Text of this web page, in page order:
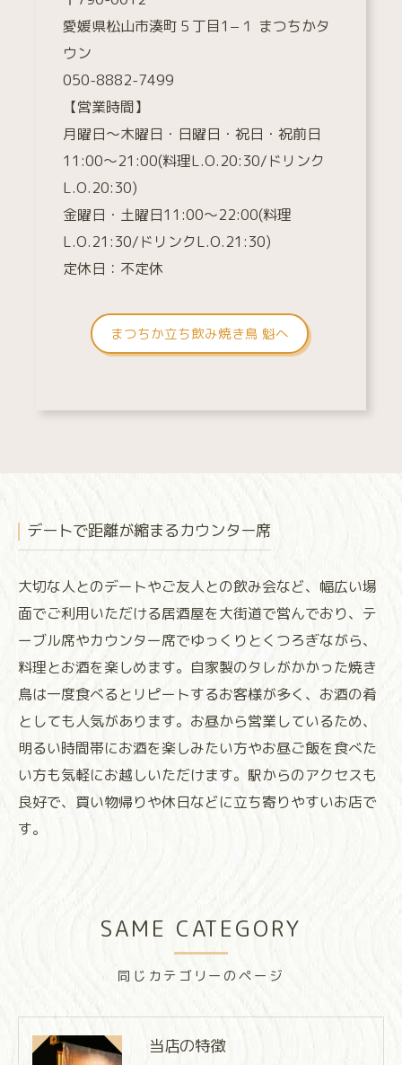
愛媛県松山市湊町５丁目1−１ まつちかタ
ウン
050-8882-7499
【営業時間】
月曜日～木曜日・日曜日・祝日・祝前日
11:00～21:00(料理L.O.20:30/ドリンク
L.O.20:30)
金曜日・土曜日11:00～22:00(料理
L.O.21:30/ドリンクL.O.21:30)
定休日：不定休
まつちか立ち飲み焼き鳥 魁へ
デートで距離が縮まるカウンター席
大切な人とのデートやご友人との飲み会など、幅広い場
面でご利用いただける居酒屋を大街道で営んでおり、テ
ーブル席やカウンター席でゆっくりとくつろぎながら、
料理とお酒を楽しめます。自家製のタレがかかった焼き
鳥は一度食べるとリピートするお客様が多く、お酒の肴
としても人気があります。お昼から営業しているため、
明るい時間帯にお酒を楽しみたい方やお昼ご飯を食べた
い方も気軽にお越しいただけます。駅からのアクセスも
良好で、買い物帰りや休日などに立ち寄りやすいお店で
す。
同じカテゴリーのページ
SAME CATEGORY
当店の特徴